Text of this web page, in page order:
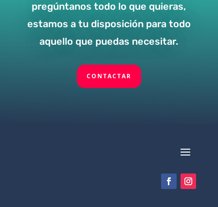
pregúntanos todo lo que quieras,
estamos a tu disposición para todo
aquello que puedas necesitar.
CONTACTAR